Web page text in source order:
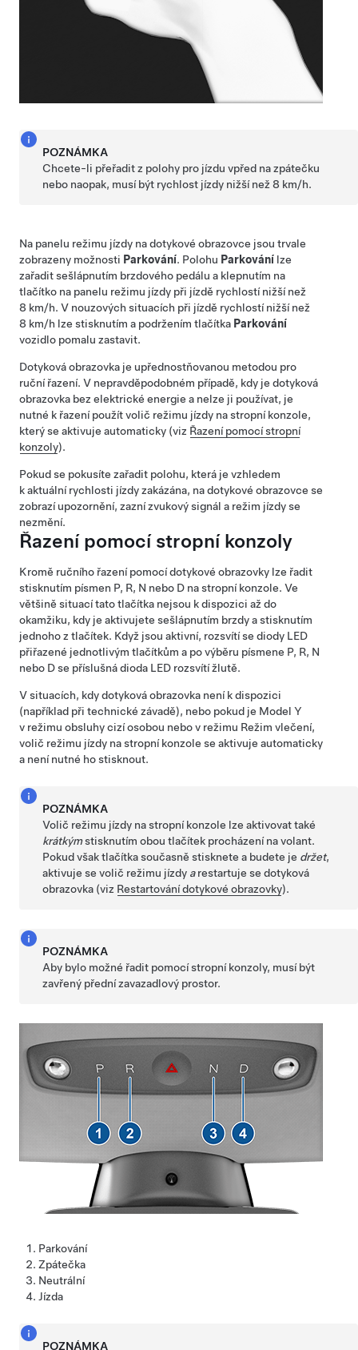
POZNÁMKA
Chcete-li přeřadit z polohy pro jízdu vpřed na zpátečku
nebo naopak, musí být rychlost jízdy nižší než8 km/h.
Na panelu režimu jízdy na dotykové obrazovce jsou trvale
zobrazeny možnosti Parkování. Polohu Parkování lze
zařadit sešlápnutím brzdového pedálu a klepnutím na
tlačítko na panelu režimu jízdy při jízdě rychlostí nižší než
8 km/h. V nouzových situacích při jízdě rychlostí nižší než
8 km/h lze stisknutím a podržením tlačítka Parkování
vozidlo pomalu zastavit.
Dotyková obrazovka je upřednostňovanou metodou pro
ruční řazení. V nepravděpodobném případě, kdy je dotyková
obrazovka bez elektrické energie a nelze ji používat, je
nutné k řazení použít volič režimu jízdy nastropní konzole,
který se aktivuje automaticky (viz Řazení pomocí stropní
konzoly).
Pokud se pokusíte zařadit polohu, která je vzhledem
k aktuální rychlosti jízdy zakázána, nadotykové obrazovce se
zobrazí upozornění, zazní zvukový signál a režim jízdy se
nezmění.
Řazení pomocí stropní konzoly
Kromě ručního řazení pomocí dotykové obrazovky lze řadit
stisknutím písmen P, R, N nebo D na stropní konzole. Ve
většině situací tato tlačítka nejsou k dispozici až do
okamžiku, kdy je aktivujete sešlápnutím brzdy a stisknutím
jednoho z tlačítek. Když jsou aktivní, rozsvítí se diody LED
přiřazené jednotlivým tlačítkům a po výběru písmene P, R, N
nebo D se příslušná dioda LED rozsvítí žlutě.
V situacích, kdy dotyková obrazovka není k dispozici
(například při technické závadě), nebo pokud je Model Y
v režimu obsluhy cizí osobou nebo v režimu Režim vlečení,
volič režimu jízdy na stropní konzole se aktivuje automaticky
a není nutné ho stisknout.
POZNÁMKA
Volič režimu jízdy na stropní konzole lze aktivovat také
krátkýmstisknutím obou tlačítek procházení navolant.
Pokud však tlačítka současně stisknete a budete je držet,
aktivuje se volič režimu jízdy arestartuje se dotyková
obrazovka (viz Restartování dotykové obrazovky).
POZNÁMKA
Aby bylo možné řadit pomocí stropní konzoly, musí být
zavřený přední zavazadlový prostor.
Parkování
Zpátečka
Neutrální
Jízda
POZNÁMKA